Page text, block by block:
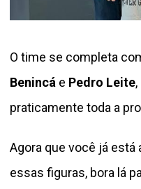
O time se completa
Benincá e Pedro Leite
praticamente toda a
Agora que você já
essas figuras, bora lá